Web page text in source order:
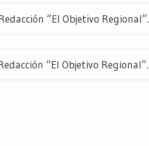
“El Objetivo Regional”.
“El Objetivo Regional”.